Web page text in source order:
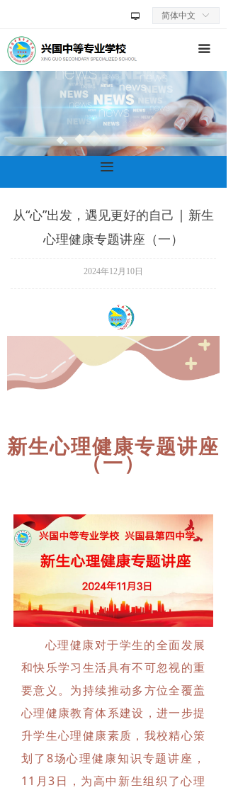
끀
学校动态
学校概况
校园生活
师资队伍
招生信息
学工在线
ꀅ
简体中文
끀
넡
从“心”出发，遇见更好的自己 | 新生
心理健康专题讲座（一）
新生心理健康专题讲座
（一）
心理健康对于学生的全面发展
和快乐学习生活具有不可忽视的重
要意义。为持续推动多方位全覆盖
心理健康教育体系建设，进一步提
升学生心理健康素质，我校精心策
划了8场心理健康知识专题讲座，
11月3日，为高中新生组织了心理
2024年12月10日